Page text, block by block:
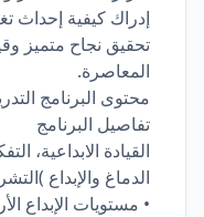
إدراك كيفية إحداث
تحقيق نجاح متميز
المعاصرة.
محتوى البرنامج
تفاصيل البرنامج
القيادة الابداعية،
الدماغ والإبداع
• مستويات الإبداع